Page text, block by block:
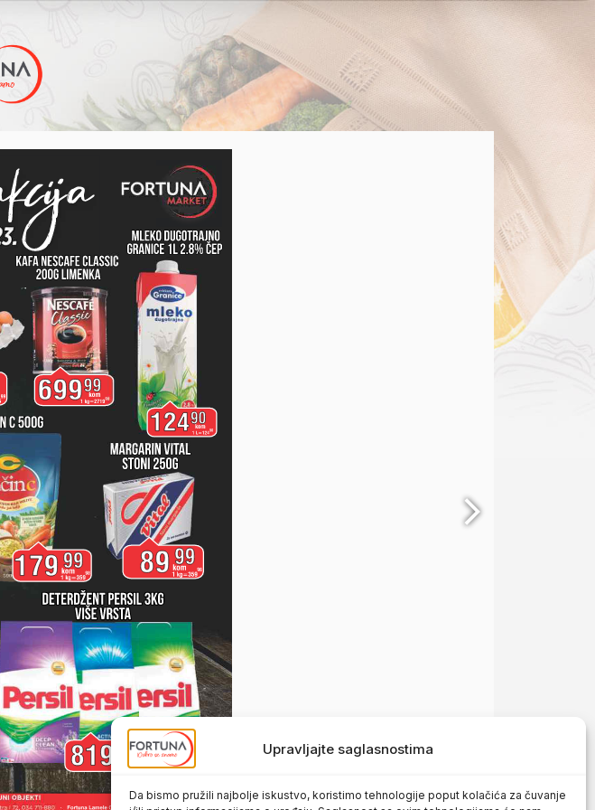
Upravljajte saglasnostima
Da bismo pružili najbolje iskustvo, koristimo tehnologije poput kolačića za čuvanje